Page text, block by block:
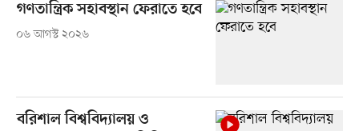
গণতান্ত্রিক সহাবস্থান ফেরাতে হবে
০৬ আগস্ট ২০২৬
বরিশাল বিশ্ববিদ্যালয় ও